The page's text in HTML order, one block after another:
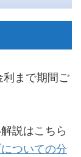
利まで期間ご
説はこちら
ついての分